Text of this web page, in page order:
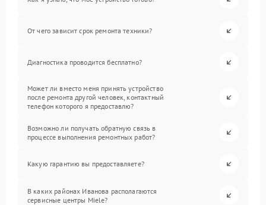
От чего зависит срок ремонта техники?
Диагностика проводится бесплатно?
Может ли вместо меня принять устройство
после ремонта другой человек, контактный
телефон которого я предоставлю?
Возможно ли получать обратную связь в
процессе выполнения ремонтных работ?
Какую гарантию вы предоставляете?
В каких районах Иванова располагаются
сервисные центры Miele?